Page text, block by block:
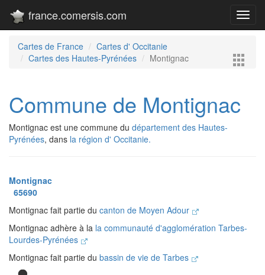
france.comersis.com
Cartes de France
Cartes d' Occitanie
Cartes des Hautes-Pyrénées
Montignac
Commune de Montignac
Montignac est une commune du département des Hautes-
Pyrénées, dans la région d' Occitanie.
Montignac
65690
Montignac fait partie du canton de Moyen Adour
Montignac adhère à la la communauté d'agglomération Tarbes-
Lourdes-Pyrénées
Montignac fait partie du bassin de vie de Tarbes